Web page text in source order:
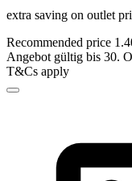
extra saving on outlet
Recommended price
Angebot gültig bis 30.
T&Cs apply